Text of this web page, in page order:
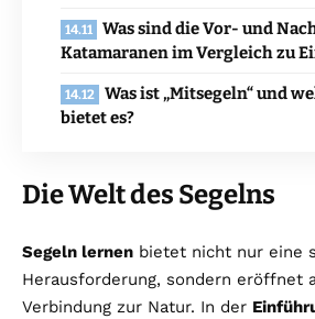
Was sind die Vor- und
Katamaranen im Vergleich zu
Was ist „Mitsegeln“ und
bietet es?
Die Welt des Segelns
Segeln lernen bietet nicht nur eine
Herausforderung, sondern eröffnet
Verbindung zur Natur. In der